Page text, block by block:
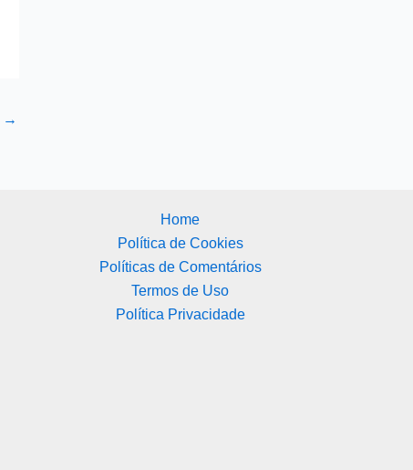
→
Home
Política de Cookies
Políticas de Comentários
Termos de Uso
Política Privacidade